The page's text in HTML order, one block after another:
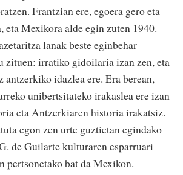
Frantzian ere, egoera gero eta
eta Mexikora alde egin zuten 1940.
lanak beste eginbehar
zituen: irratiko gidoilaria izan zen, eta
antzerkiko idazlea ere. Era berean,
unibertsitateko irakaslea ere izan
eta Antzerkiaren historia irakatsiz.
egon zen urte guztietan egindako
de Guilarte kulturaren esparruari
pertsonetako bat da Mexikon.